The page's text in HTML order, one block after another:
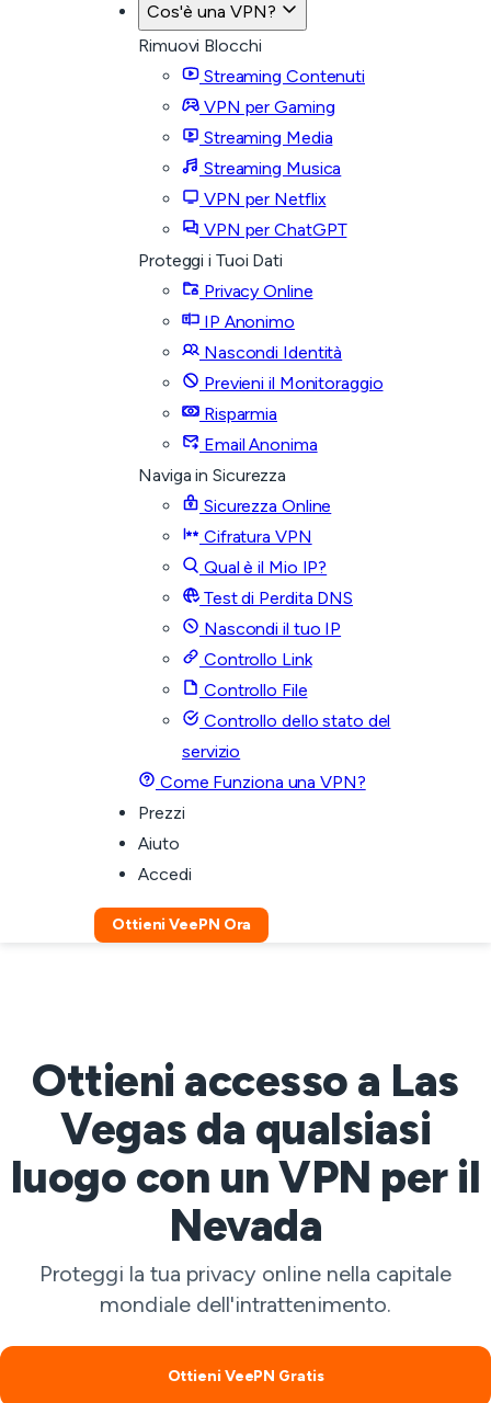
Cos'è una VPN?
Rimuovi Blocchi
Streaming Contenuti
VPN per Gaming
Streaming Media
Streaming Musica
VPN per Netflix
VPN per ChatGPT
Proteggi i Tuoi Dati
Privacy Online
IP Anonimo
Nascondi Identità
Previeni il Monitoraggio
Risparmia
Email Anonima
Naviga in Sicurezza
Sicurezza Online
Cifratura VPN
Qual è il Mio IP?
Test di Perdita DNS
Nascondi il tuo IP
Controllo Link
Controllo File
Controllo dello stato del
servizio
Come Funziona una VPN?
Prezzi
Aiuto
Accedi
Ottieni VeePN Ora
Ottieni accesso a Las
Vegas da qualsiasi
luogo con un VPN per il
Nevada
Proteggi la tua privacy online nella capitale
mondiale dell'intrattenimento.
Ottieni VeePN Gratis